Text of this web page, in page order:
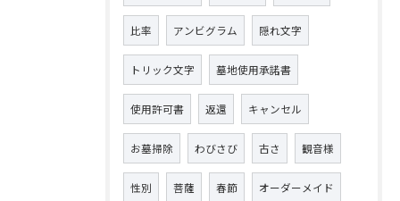
比率 アンビグラム 隠れ文字
トリック文字 墓地使用承諾書
使用許可書 返還 キャンセル
お墓掃除 わびさび 古さ 観音様
性別 菩薩 春節 オーダーメイド